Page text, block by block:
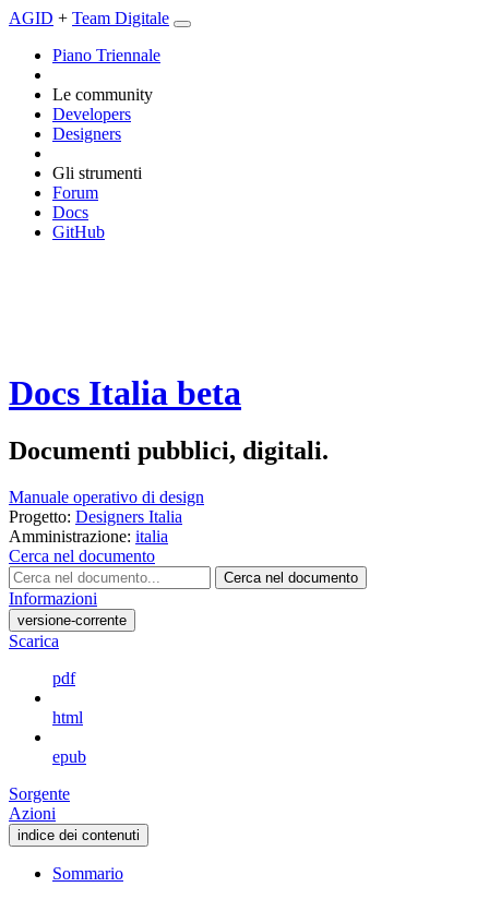
AGID + Team Digitale
Piano Triennale
Le community
Developers
Designers
Gli strumenti
Forum
Docs
GitHub
Docs Italia beta
Documenti pubblici, digitali.
Manuale operativo di design
Progetto: Designers Italia
Amministrazione: italia
Cerca nel documento
Cerca nel documento
Informazioni
versione-corrente
Scarica
pdf
html
epub
Sorgente
Azioni
indice dei contenuti
Sommario